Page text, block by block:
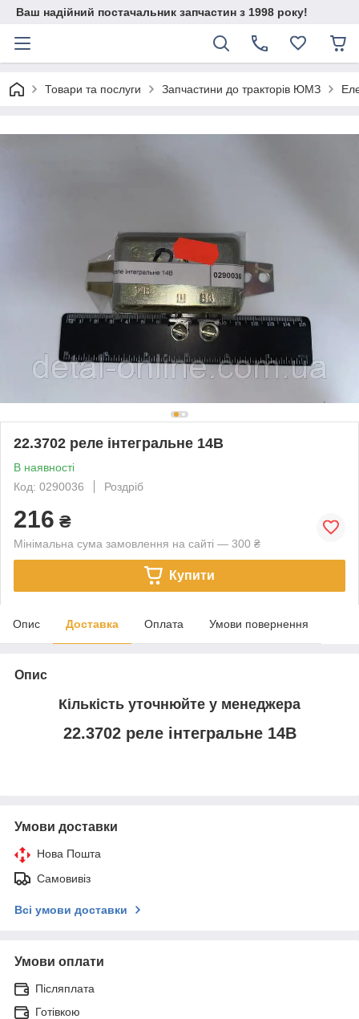
Ваш надійний постачальник запчастин з 1998 року!
Товари та послуги Запчастини до тракторів ЮМЗ
22.3702 реле інтегральне 14В
В наявності
Код: 0290036
Роздріб
216 ₴
Мінімальна сума замовлення на сайті — 300 ₴
Купити
Опис Доставка Оплата Умови повернення
Опис
Кількість уточнюйте у менеджера
22.3702 реле інтегральне 14В
Умови доставки
Нова Пошта
Самовивіз
Всі умови доставки
Умови оплати
Післяплата
Готівкою